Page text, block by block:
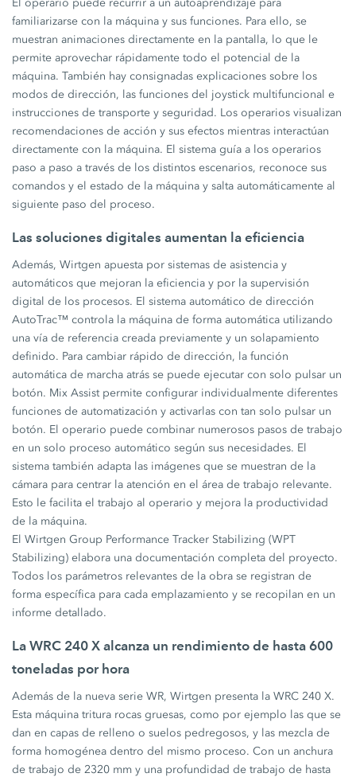
El operario puede recurrir a un autoaprendizaje para
familiarizarse con la máquina y sus funciones. Para ello, se
muestran animaciones directamente en la pantalla, lo que le
permite aprovechar rápidamente todo el potencial de la
máquina. También hay consignadas explicaciones sobre los
modos de dirección, las funciones del joystick multifuncional e
instrucciones de transporte y seguridad. Los operarios visualizan
recomendaciones de acción y sus efectos mientras interactúan
directamente con la máquina. El sistema guía a los operarios
paso a paso a través de los distintos escenarios, reconoce sus
comandos y el estado de la máquina y salta automáticamente al
siguiente paso del proceso.
Las soluciones digitales aumentan la eficiencia
Además, Wirtgen apuesta por sistemas de asistencia y
automáticos que mejoran la eficiencia y por la supervisión
digital de los procesos. El sistema automático de dirección
AutoTrac™ controla la máquina de forma automática utilizando
una vía de referencia creada previamente y un solapamiento
definido. Para cambiar rápido de dirección, la función
automática de marcha atrás se puede ejecutar con solo pulsar un
botón. Mix Assist permite configurar individualmente diferentes
funciones de automatización y activarlas con tan solo pulsar un
botón. El operario puede combinar numerosos pasos de trabajo
en un solo proceso automático según sus necesidades. El
sistema también adapta las imágenes que se muestran de la
cámara para centrar la atención en el área de trabajo relevante.
Esto le facilita el trabajo al operario y mejora la productividad
de la máquina.
El Wirtgen Group Performance Tracker Stabilizing (WPT
Stabilizing) elabora una documentación completa del proyecto.
Todos los parámetros relevantes de la obra se registran de
forma específica para cada emplazamiento y se recopilan en un
informe detallado.
La WRC 240 X alcanza un rendimiento de hasta 600
toneladas por hora
Además de la nueva serie WR, Wirtgen presenta la WRC 240 X.
Esta máquina tritura rocas gruesas, como por ejemplo las que se
dan en capas de relleno o suelos pedregosos, y las mezcla de
forma homogénea dentro del mismo proceso. Con un anchura
de trabajo de 2320 mm y una profundidad de trabajo de hasta